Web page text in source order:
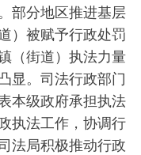
部分地区推进基层
）被赋予行政处罚
（街道）执法力量
显。司法行政部门
本级政府承担执法
执法工作，协调行
法局积极推动行政